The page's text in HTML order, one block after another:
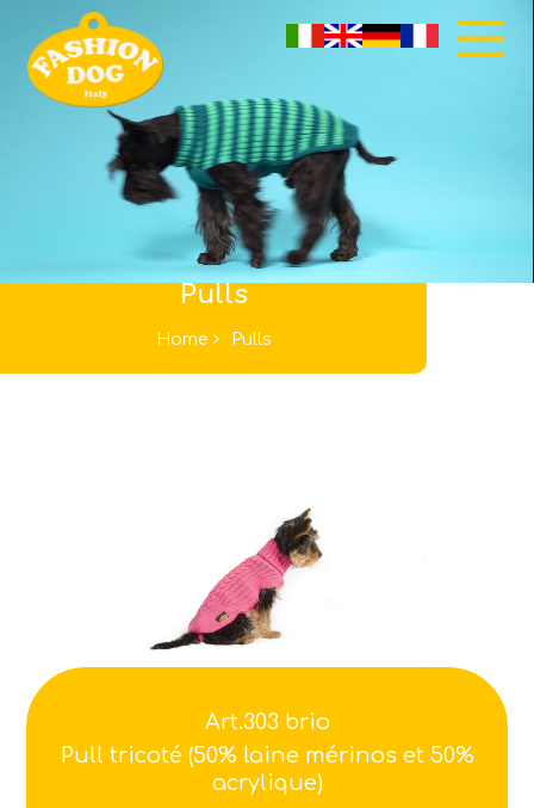
Pulls
Home Pulls
Art.303 brio
Pull tricoté (50% laine mérinos et 50%
acrylique)